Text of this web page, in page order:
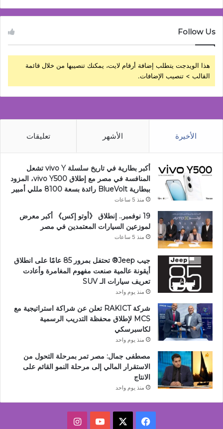
Follow Us
هذا الويدجت يتطلب إضافة أرقام لايت، يمكنك تنصيبها من خلال قائمة
القالب > تنصيب الإضافات.
الأخيرة الأشهر تعليقات
أكبر بطارية في تاريخ سلسلة vivo Y تشعل
المنافسة في مصر مع إطلاق vivo Y500، المزود
ببطارية BlueVolt رائدة بسعة 8100 مللي أمبير
منذ 5 ساعات
19 نوفمبر.. إنطلاق 《أوتو إكس》 أكبر معرض
لموزعين السيارات المعتمدين في مصر
منذ 5 ساعات
جيب Jeep®️ تحتفل بمرور 85 عامًا على انطلاق
أيقونة عالمية صنعت مفهوم المغامرة وأعادت
تعريف سيارات الـ SUV
منذ يوم واحد
شركة RAKICT تعلن عن شراكة استراتيجية مع
MCS لإطلاق محفظة التدريب الرسمية
لكاسبرسكي
منذ يوم واحد
مصطفى جمال: مصر تمر بمرحلة التحول من
الاستقرار المالي إلى مرحلة النمو القائم على
الانتاج
منذ يوم واحد
فيسبوك ‫YouTubeانستقرام